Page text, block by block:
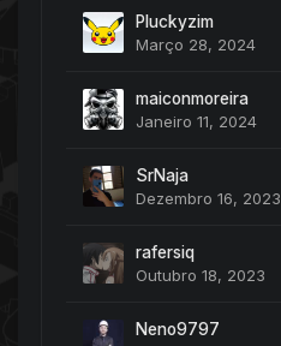
Pluckyzim
Março 28, 2024
maiconmoreira
Janeiro 11, 2024
SrNaja
Dezembro 16, 2023
rafersiq
Outubro 18, 2023
Neno9797